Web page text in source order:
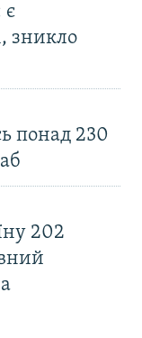
є
зникло
понад 230
202